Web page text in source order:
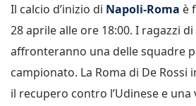
Il calcio d’inizio di Napoli-Roma è
28 aprile alle ore 18:00. I ragazzi
affronteranno una delle squadre
campionato. La Roma di De
il recupero contro l’Udinese e